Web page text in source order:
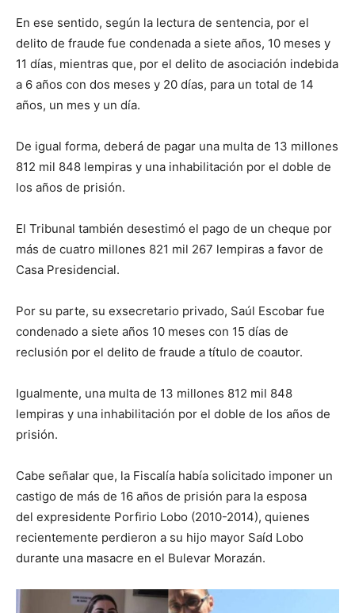
En ese sentido, según la lectura de sentencia, por el
delito de fraude fue condenada a siete años, 10 meses y
11 días, mientras que, por el delito de asociación indebida
a 6 años con dos meses y 20 días, para un total de 14
años, un mes y un día.
De igual forma, deberá de pagar una multa de 13 millones
812 mil 848 lempiras y una inhabilitación por el doble de
los años de prisión.
El Tribunal también desestimó el pago de un cheque por
más de cuatro millones 821 mil 267 lempiras a favor de
Casa Presidencial.
Por su parte, su exsecretario privado, Saúl Escobar fue
condenado a siete años 10 meses con 15 días de
reclusión por el delito de fraude a título de coautor.
Igualmente, una multa de 13 millones 812 mil 848
lempiras y una inhabilitación por el doble de los años de
prisión.
Cabe señalar que, la Fiscalía había solicitado imponer un
castigo de más de 16 años de prisión para la esposa
del expresidente Porfirio Lobo (2010-2014), quienes
recientemente perdieron a su hijo mayor Saíd Lobo
durante una masacre en el Bulevar Morazán.